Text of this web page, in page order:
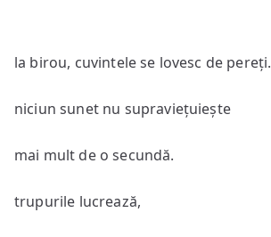
la birou, cuvintele se lovesc de pereți.
niciun sunet nu supraviețuiește
mai mult de o secundă.
trupurile lucrează,